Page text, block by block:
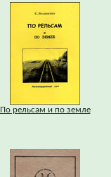
По рельсам и по земле